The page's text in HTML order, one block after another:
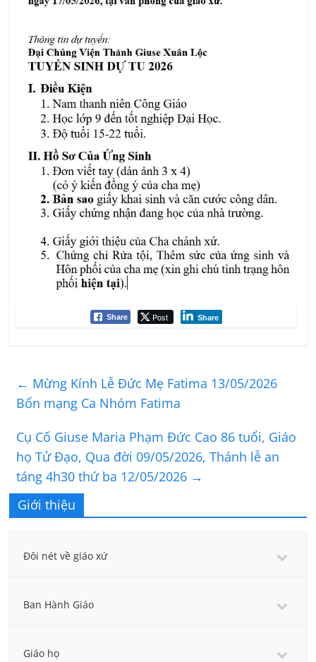
Share Post Share
← Mừng Kính Lễ Đức Mẹ Fatima 13/05/2026
Bổn mạng Ca Nhóm Fatima
Cụ Cố Giuse Maria Phạm Đức Cao 86 tuổi, Giáo
họ Tử Đạo, Qua đời 09/05/2026, Thánh lễ an
táng 4h30 thứ ba 12/05/2026 →
Giới thiệu
Đôi nét về giáo xứ
Ban Hành Giáo
Giáo họ